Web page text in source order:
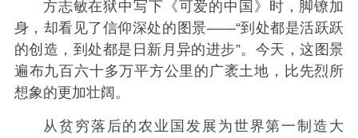
方志敏在狱中写下《可爱的中国》时，脚镣加
身，却看见了信仰深处的图景——“到处都是活跃跃
的创造，到处都是日新月异的进步”。今天，这图景
遍布九百六十多万平方公里的广袤土地，比先烈所
想象的更加壮阔。
从贫穷落后的农业国发展为世界第一制造大